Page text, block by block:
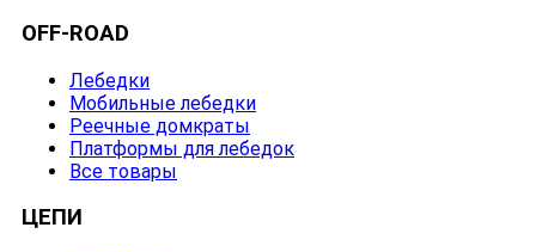
OFF-ROAD
Лебедки
Мобильные лебедки
Реечные домкраты
Платформы для лебедок
Все товары
ЦЕПИ